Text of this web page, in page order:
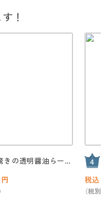
！
きの透明醤油らーめ
税込
（税別